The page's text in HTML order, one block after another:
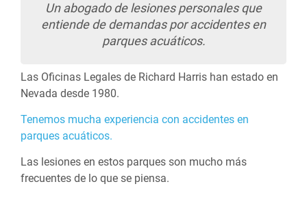
Un abogado de lesiones personales que
entiende de demandas por accidentes en
parques acuáticos.
Las Oficinas Legales de Richard Harris han estado en
Nevada desde 1980.
Tenemos mucha experiencia con accidentes en
parques acuáticos.
Las lesiones en estos parques son mucho más
frecuentes de lo que se piensa.